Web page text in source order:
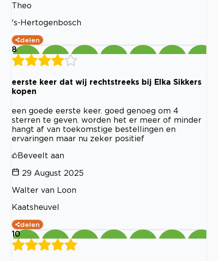
Theo
's-Hertogenbosch
delen
8
eerste keer dat wij rechtstreeks bij Elka Sikkers
kopen
een goede eerste keer. goed genoeg om 4
sterren te geven. worden het er meer of minder
hangt af van toekomstige bestellingen en
ervaringen maar nu zeker positief
Beveelt aan
29 August 2025
Walter van Loon
Kaatsheuvel
delen
10